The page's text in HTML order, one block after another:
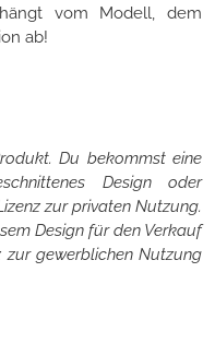
vom Modell, dem
ab!
Du bekommst eine
Design oder
zur privaten Nutzung.
Design für den Verkauf
zur gewerblichen Nutzung